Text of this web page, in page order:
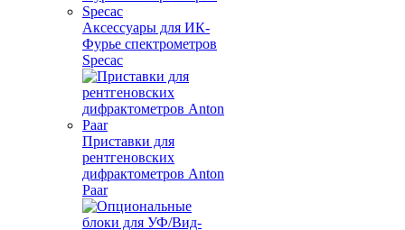
Аксессуары для ИК-
Фурье спектрометров
Specac
Приставки для
рентгеновских
дифрактометров Anton
Paar